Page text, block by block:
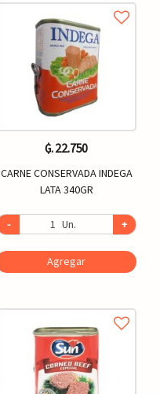
₲. 22.750
CARNE CONSERVADA INDEGA
LATA 340GR
- Un. +
Agregar